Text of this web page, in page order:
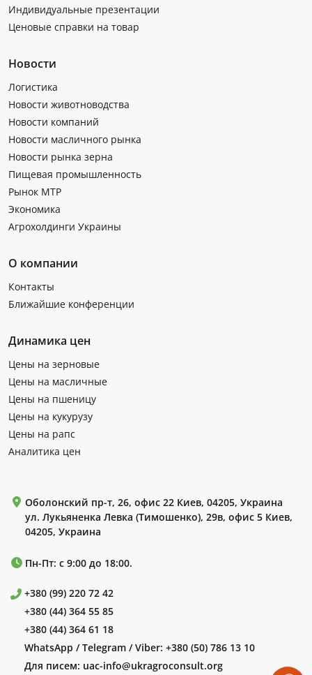
Индивидуальные презентации
Ценовые справки на товар
Новости
Логистика
Новости животноводства
Новости компаний
Новости масличного рынка
Новости рынка зерна
Пищевая промышленность
Рынок МТР
Экономика
Агрохолдинги Украины
О компании
Контакты
Ближайшие конференции
Динамика цен
Цены на зерновые
Цены на масличные
Цены на пшеницу
Цены на кукурузу
Цены на рапс
Аналитика цен
Оболонский пр-т, 26, офис 22 Киев, 04205, Украина
ул. Лукьяненка Левка (Тимошенко), 29в, офис 5 Киев,
04205, Украина
Пн-Пт: с 9:00 до 18:00.
+380 (99) 220 72 42
+380 (44) 364 55 85
+380 (44) 364 61 18
WhatsApp / Telegram / Viber: +380 (50) 786 13 10
Для писем: uac-info@ukragroconsult.org